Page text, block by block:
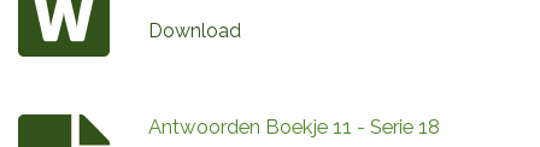
Download
Antwoorden Boekje 11 - Serie 18